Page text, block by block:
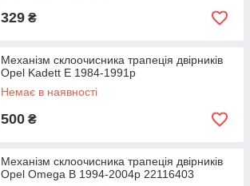
329 ₴
Механізм склоочисника трапеція двірників
Opel Kadett E 1984-1991р
Немає в наявності
500 ₴
Механізм склоочисника трапеція двірників
Opel Omega B 1994-2004р 22116403